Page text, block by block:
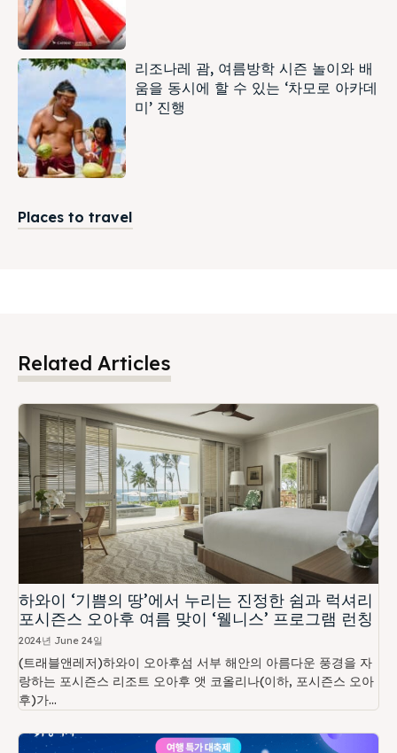
리조나레 괌, 여름방학 시즌 놀이와 배
움을 동시에 할 수 있는 ‘차모로 아카데
미’ 진행
Places to travel
Related Articles
하와이 ‘기쁨의 땅’에서 누리는 진정한 쉼과 럭셔리
포시즌스 오아후 여름 맞이 ‘웰니스’ 프로그램 런칭
2024년 June 24일
(트래블앤레저)하와이 오아후섬 서부 해안의 아름다운 풍경을 자
랑하는 포시즌스 리조트 오아후 앳 코올리나(이하, 포시즌스 오아
후)가...